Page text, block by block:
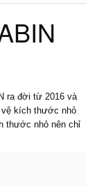
ra đời từ 2016 và
kích thước nhỏ
thước nhỏ nên chỉ